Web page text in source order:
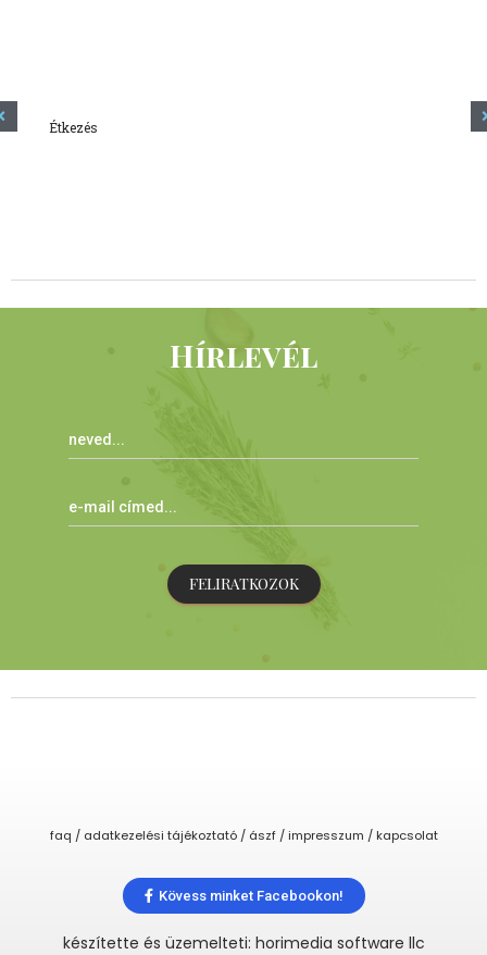
Étkezés
Hírlevél
FELIRATKOZOK
faq / adatkezelési tájékoztató / ászf / impresszum / kapcsolat
Kövess minket Facebookon!
készítette és üzemelteti: horimedia software llc